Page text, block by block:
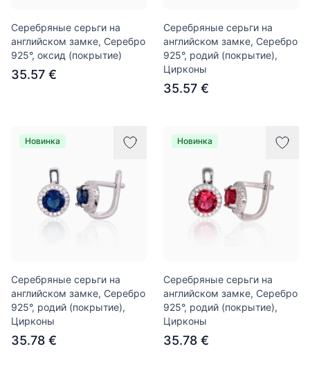
Серебряные серьги на
английском замке, Серебро
925°, оксид (покрытие)
35.57 €
Серебряные серьги на
английском замке, Серебро
925°, родий (покрытие),
Цирконы
35.57 €
Новинка
Серебряные серьги на
английском замке, Серебро
925°, родий (покрытие),
Цирконы
35.78 €
Новинка
Серебряные серьги на
английском замке, Серебро
925°, родий (покрытие),
Цирконы
35.78 €